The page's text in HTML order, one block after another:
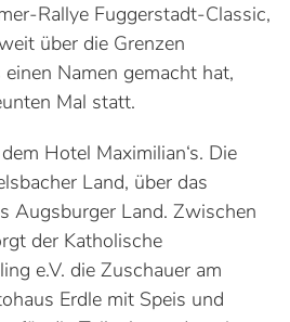
Rallye Fuggerstadt-Classic,
über die Grenzen
Namen gemacht hat,
Mal statt.
Hotel Maximilian‘s. Die
Land, über das
Augsburger Land. Zwischen
der Katholische
e.V. die Zuschauer am
Erdle mit Speis und